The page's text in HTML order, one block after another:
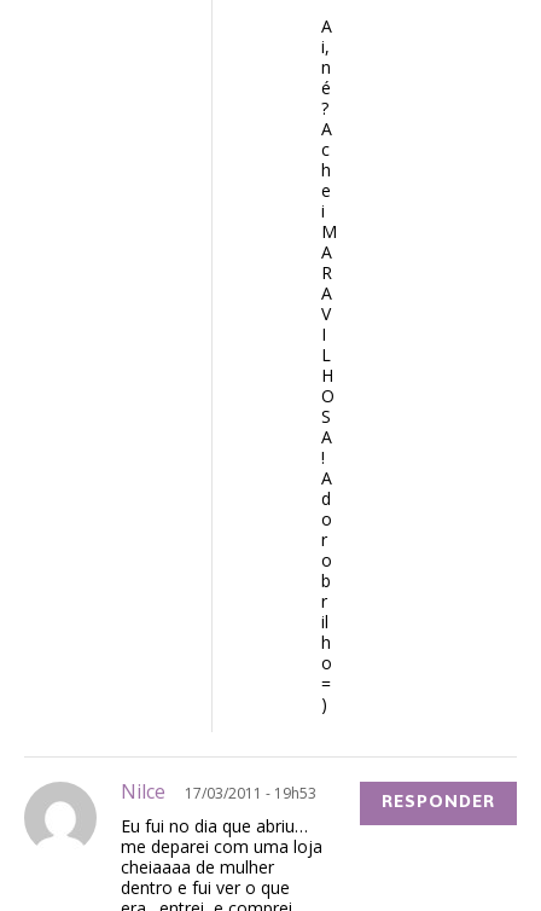
A
i,
n
é
?
A
c
h
e
i
M
A
R
A
V
I
L
H
O
S
A
!
A
d
o
r
o
b
r
il
h
o
=
)
Nilce 17/03/2011 - 19h53
Eu fui no dia que abriu…
me deparei com uma loja
cheiaaaa de mulher
dentro e fui ver o que
RESPONDER